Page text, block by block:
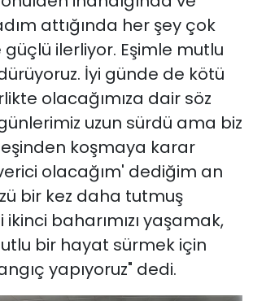
attığında her şey çok
güçlü ilerliyor. Eşimle mutlu
İyi günde de kötü
olacağımıza dair söz
uzun sürdü ama biz
koşmaya karar
olacağım' dediğim an
bir kez daha tutmuş
baharımızı yaşamak,
bir hayat sürmek için
yapıyoruz" dedi.